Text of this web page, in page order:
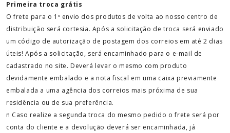
Primeira troca grátis
O frete para o 1º envio dos produtos de volta ao nosso centro de
distribuição será cortesia. Após a solicitação de troca será enviado
um código de autorização de postagem dos correios em até 2 dias
úteis! Após a solicitação, será encaminhado para o e-mail de
cadastrado no site. Deverá levar o mesmo com produto
devidamente embalado e a nota fiscal em uma caixa previamente
embalada a uma agência dos correios mais próxima de sua
residência ou de sua preferência.
n Caso realize a segunda troca do mesmo pedido o frete será por
conta do cliente e a devolução deverá ser encaminhada, já